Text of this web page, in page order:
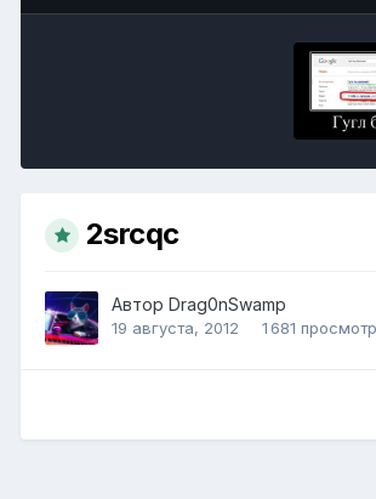
2srcqc
Автор Drag0nSwamp
19 августа, 2012 1 681 просмотр